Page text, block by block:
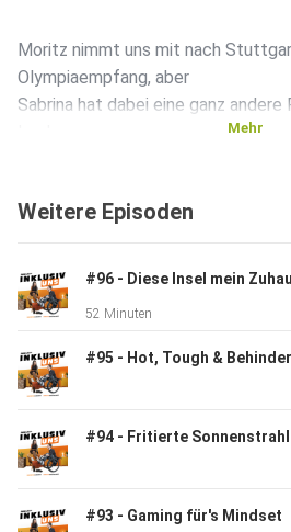
Moritz nimmt uns mit nach
Olympiaempfang, aber
Sabrina hat dabei eine ganz andere
Danach erzählt Moritz erzählt von
und stellen sich die entscheidenden
Fahrgeschäft
darf nicht fehlen? Und, ganz
welcher
Schokolade sind die einzig wahren?
Und dann wird auch wieder nerdig!
ins All und Moritz erklärt, warum es
Mehr
Weitere Episoden
52 Minuten
#93 - Gaming für's Mindset